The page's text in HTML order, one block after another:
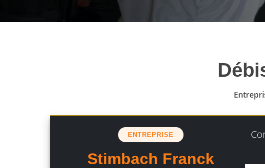
ENTREPRISE
Stimbach Franck